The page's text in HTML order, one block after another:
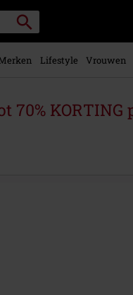
Packstation
zoeken
Lifestyle Vrouwen
70% KORTING